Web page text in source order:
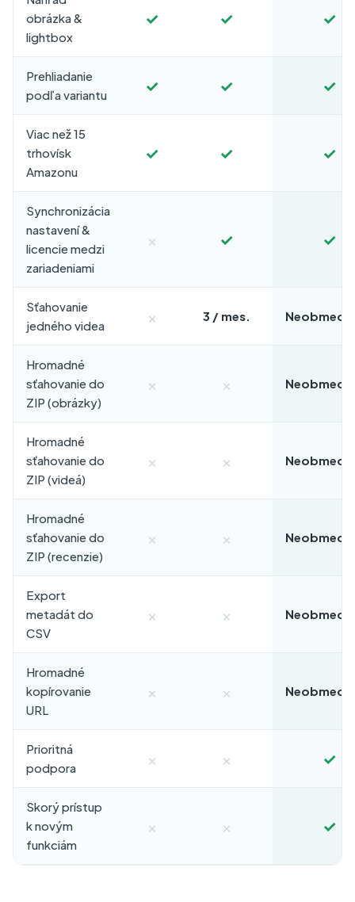
obrázka &
lightbox
✓ ✓ ✓
Prehliadanie
podľa variantu
✓ ✓ ✓
Viac než 15
trhovísk
Amazonu
✓ ✓ ✓
Synchronizácia
nastavení &
licencie medzi
zariadeniami
× ✓ ✓
Sťahovanie
jedného videa
× 3 / mes.
Hromadné
sťahovanie do
ZIP (obrázky)
× ×
Hromadné
sťahovanie do
ZIP (videá)
× ×
Hromadné
sťahovanie do
ZIP (recenzie)
× ×
Export
metadát do
CSV
× ×
Hromadné
kopírovanie
URL
× ×
Prioritná
podpora
× × ✓
Skorý prístup
k novým
funkciám
× × ✓